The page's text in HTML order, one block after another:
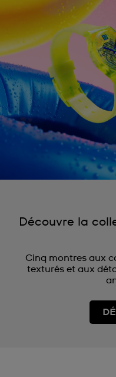
Découvre la
Cinq montres aux
texturés et aux